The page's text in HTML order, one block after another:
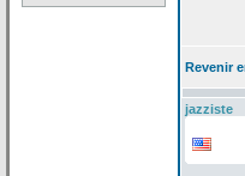
Revenir
jazziste